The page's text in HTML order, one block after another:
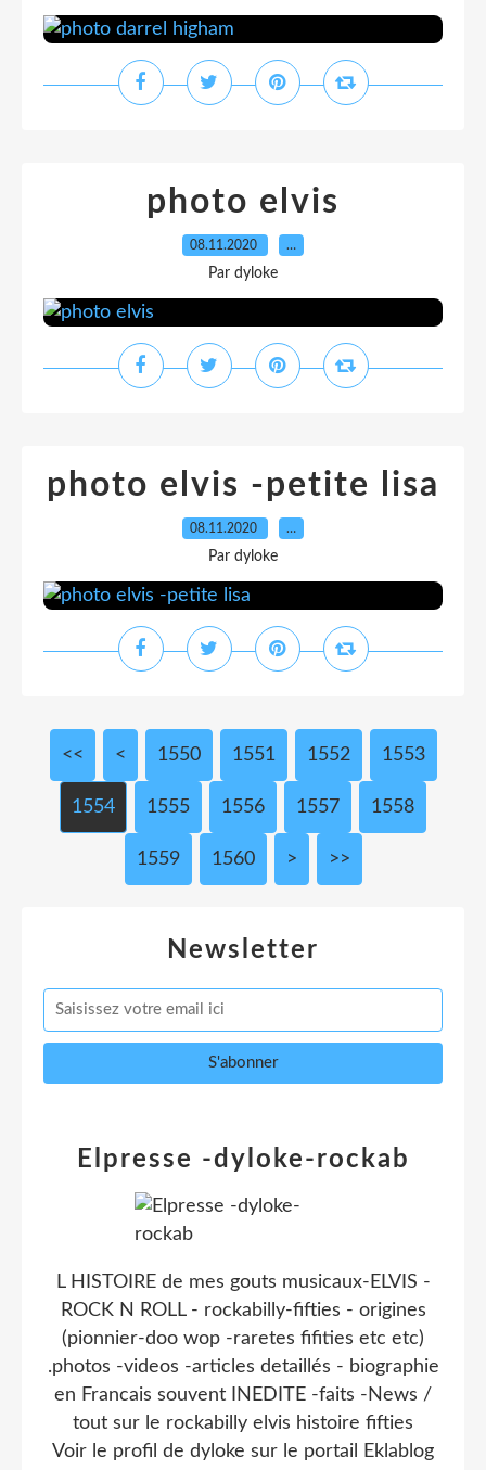
photo elvis
08.11.2020 …
Par dyloke
photo elvis -petite lisa
08.11.2020 …
Par dyloke
<< < 1500
1510
1520
1530
1540
1550 1551 1552 1553
1554 1555 1556 1557 1558
1559 1560 1570
1580
1590
1600
1700
1800
1900
2000
2100
2200
2300
2400
2500
2600
2700
2800
2900
3000
> >>
Newsletter
Elpresse -dyloke-rockab
L HISTOIRE de mes gouts musicaux-ELVIS -
ROCK N ROLL - rockabilly-fifties - origines
(pionnier-doo wop -raretes fifities etc etc)
.photos -videos -articles detaillés - biographie
en Francais souvent INEDITE -faits -News /
tout sur le rockabilly elvis histoire fifties
Voir le profil de dyloke sur le portail Eklablog